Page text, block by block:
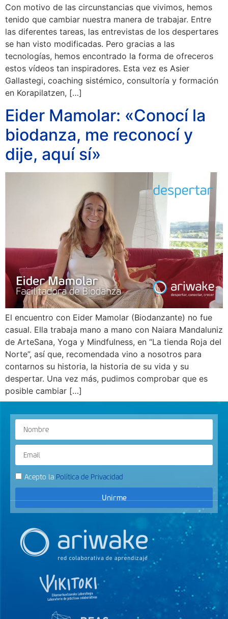
Con motivo de las circunstancias que vivimos, hemos
tenido que cambiar nuestra manera de trabajar. Entre
las diferentes tareas, las entrevistas de los despertares
se han visto modificadas. Pero gracias a las
tecnologías, hemos encontrado la forma de ofreceros
estos vídeos tan inspiradores. Esta vez es Asier
Gallastegi, coaching sistémico, consultoría y formación
en Korapilatzen, […]
Eider Mamolar: «Conocí la
biodanza, me reconocí y
dije, aquí sí»
El encuentro con Eider Mamolar (Biodanzante) no fue
casual. Ella trabaja mano a mano con Naiara Mandaluniz
de ArteSana, Yoga y Mindfulness, en “La tienda Roja del
Norte”, así que, recomendada vino a nosotros para
contarnos su historia, la historia de su vida y su
despertar. Una vez más, pudimos comprobar que es
posible cambiar […]
Acepto la Política de Privacidad
Unirme